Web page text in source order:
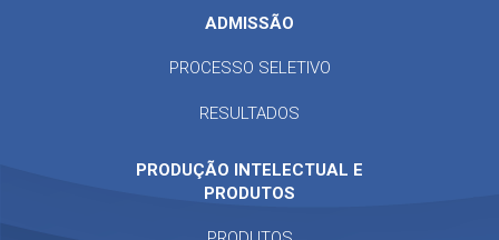
ADMISSÃO
PROCESSO SELETIVO
RESULTADOS
PRODUÇÃO INTELECTUAL E
PRODUTOS